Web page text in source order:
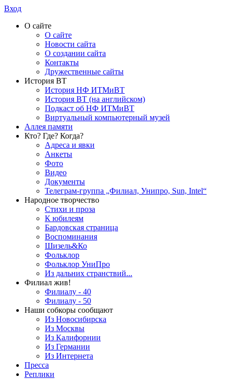
Вход
О сайте
О сайте
Новости сайта
О создании сайта
Контакты
Дружественные сайты
История ВТ
История НФ ИТМиВТ
История ВТ (на английском)
Подкаст об НФ ИТМиВТ
Виртуальный компьютерный музей
Аллея памяти
Кто? Где? Когда?
Адреса и явки
Анкеты
Фото
Видео
Документы
Телеграм-группа „Филиал, Унипро, Sun, Intel“
Народное творчество
Стихи и проза
К юбилеям
Бардовская страница
Воспоминания
Шизель&Ко
Фольклор
Фольклор УниПро
Из дальних странствий...
Филиал жив!
Филиалу - 40
Филиалу - 50
Наши собкоры сообщают
Из Новосибирска
Из Москвы
Из Калифорнии
Из Германии
Из Интернета
Пресса
Реплики